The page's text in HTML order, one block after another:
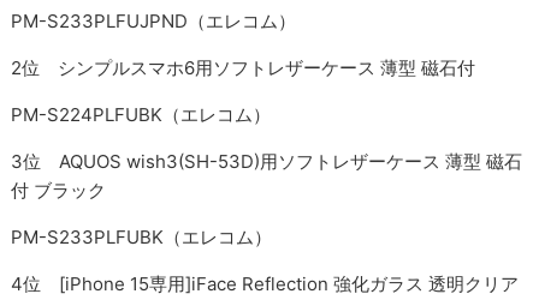
PM-S233PLFUJPND（エレコム）
2位 シンプルスマホ6用ソフトレザーケース 薄型 磁石付
PM-S224PLFUBK（エレコム）
3位 AQUOS wish3(SH-53D)用ソフトレザーケース 薄型 磁石
付 ブラック
PM-S233PLFUBK（エレコム）
4位 [iPhone 15専用]iFace Reflection 強化ガラス 透明クリア